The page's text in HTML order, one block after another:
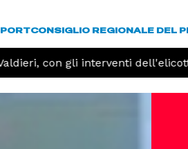
CONSIGLIO REGIONALE DEL
con gli interventi